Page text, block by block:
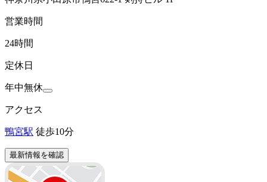
営業時間
24時間
定休日
年中無休
アクセス
鴨宮駅 徒歩10分
最新情報を確認